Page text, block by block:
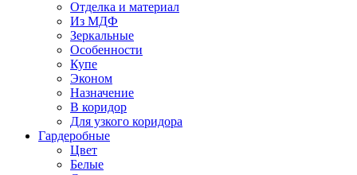
Отделка и материал
Из МДФ
Зеркальные
Особенности
Купе
Эконом
Назначение
В коридор
Для узкого коридора
Гардеробные
Цвет
Белые